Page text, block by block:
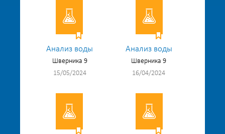
Анализ воды
Шверника 9
15/05/2024
Анализ воды
Шверника 9
16/04/2024